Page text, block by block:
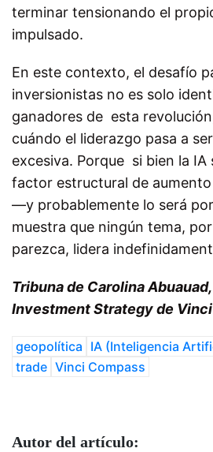
terminar tensionando el
impulsado.
En este contexto, el desafío
inversionistas no es solo
ganadores de esta
cuándo el liderazgo pasa a
excesiva. Porque si bien la IA
factor estructural de
—y probablemente lo será
muestra que ningún tema,
parezca, lidera
Tribuna de Carolina
Investment Strategy de
geopolítica IA (Inteligencia
trade Vinci Compass
Autor del artículo: